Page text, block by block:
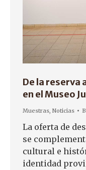
De la reserva
en el Museo
Muestras, Noticias
La oferta de
se
cultural e
identidad